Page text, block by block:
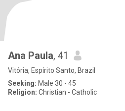
Ana Paula, 41
Vitória, Espírito Santo, Brazil
Seeking: Male 30 - 45
Religion: Christian - Catholic